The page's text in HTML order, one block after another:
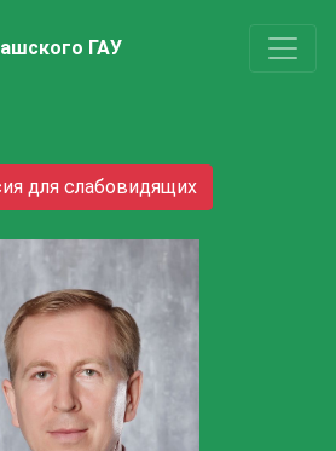
ГАУ
для слабовидящих